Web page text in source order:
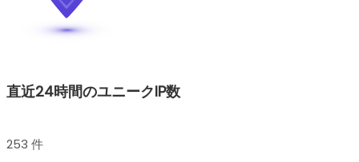
直近24時間のユニークIP数
253 件